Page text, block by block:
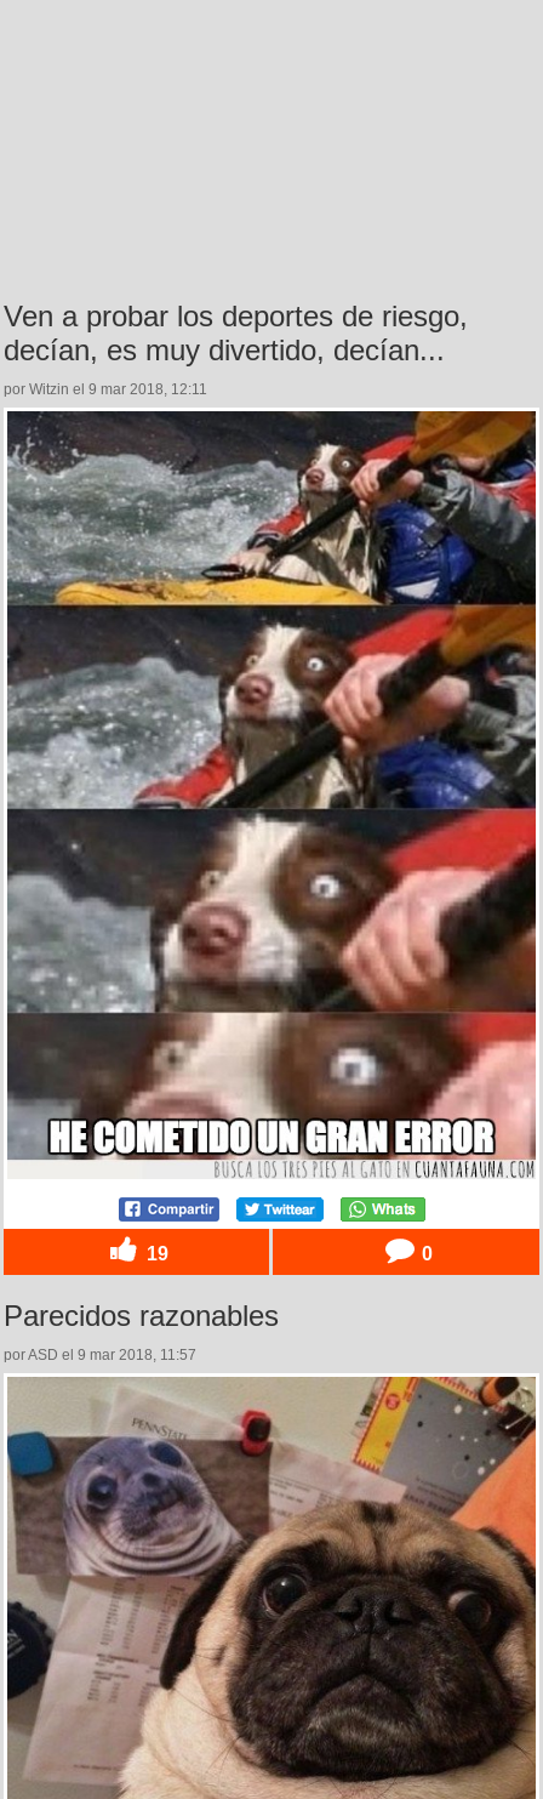
Ven a probar los deportes de riesgo,
decían, es muy divertido, decían...
por Witzin el 9 mar 2018, 12:11
19 0
Parecidos razonables
por ASD el 9 mar 2018, 11:57